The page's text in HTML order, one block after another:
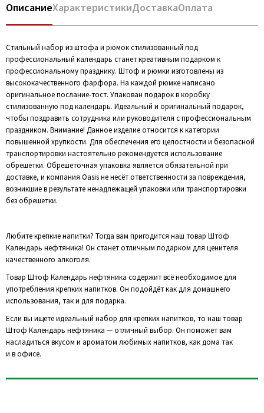
ОписаниеХарактеристикиДоставкаОплата
Стильный набор из штофа и рюмок стилизованный под
профессиональный календарь станет креативным подарком к
профессиональному празднику. Штоф и рюмки изготовлены из
высококачественного фарфора. На каждой рюмке написано
оригинальное послание-тост. Упакован подарок в коробку
стилизованную под календарь. Идеальный и оригинальный подарок,
чтобы поздравить сотрудника или руководителя с профессиональным
праздником. Внимание! Данное изделие относится к категории
повышенной хрупкости. Для обеспечения его целостности и безопасной
транспортировки настоятельно рекомендуется использование
обрешетки. Обрешеточная упаковка является обязательной при
доставке, и компания Oasis не несёт ответственности за повреждения,
возникшие в результате ненадлежащей упаковки или транспортировки
без обрешетки.
Любите крепкие напитки? Тогда вам пригодится наш товар Штоф
Календарь нефтяника! Он станет отличным подарком для ценителя
качественного алкоголя.
Товар Штоф Календарь нефтяника содержит всё необходимое для
употребления крепких напитков. Он подойдёт как для домашнего
использования, так и для подарка.
Если вы ищете идеальный набор для крепких напитков, то наш товар
Штоф Календарь нефтяника — отличный выбор. Он поможет вам
насладиться вкусом и ароматом любимых напитков, как дома так
и в офисе.